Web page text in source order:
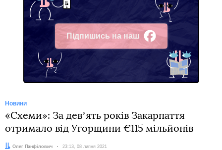
Підпишись на наш
Facebook
Новини
«Схеми»: За девʼять років Закарпаття
отримало від Угорщини €115 мільйонів
Автор:
Олег Панфілович Дата:
23:13, 08 липня 2021